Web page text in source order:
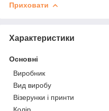
Приховати
Характеристики
Основні
Виробник
Вид виробу
Візерунки і принти
Колір